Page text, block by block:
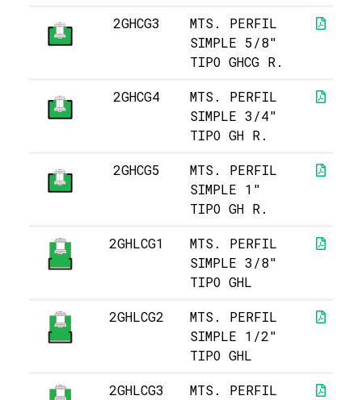
2GHCG3
MTS. PERFIL
SIMPLE 5/8"
TIPO GHCG R.
2GHCG4
MTS. PERFIL
SIMPLE 3/4"
TIPO GH R.
2GHCG5
MTS. PERFIL
SIMPLE 1"
TIPO GH R.
2GHLCG1
MTS. PERFIL
SIMPLE 3/8"
TIPO GHL
2GHLCG2
MTS. PERFIL
SIMPLE 1/2"
TIPO GHL
2GHLCG3
MTS. PERFIL